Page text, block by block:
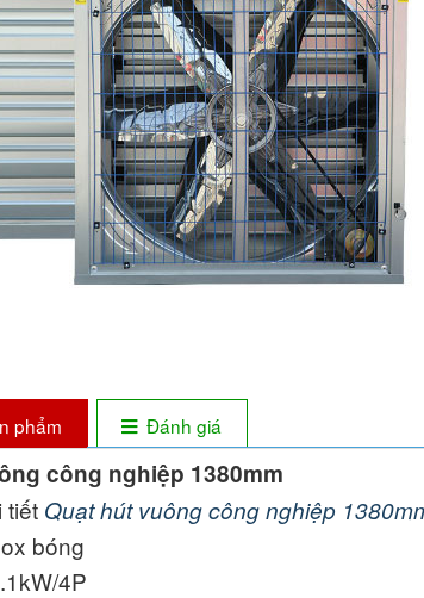
phẩm Đánh giá
công nghiệp 1380mm
tiết Quạt hút vuông công nghiệp
bóng
4P